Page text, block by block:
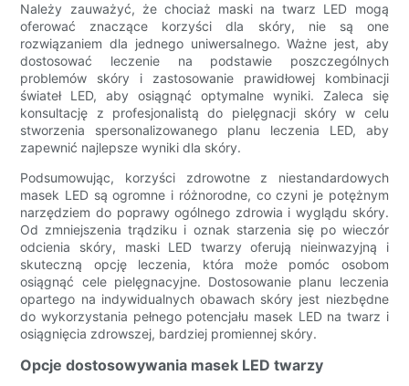
Należy zauważyć, że chociaż maski na twarz LED mogą
oferować znaczące korzyści dla skóry, nie są one
rozwiązaniem dla jednego uniwersalnego. Ważne jest, aby
dostosować leczenie na podstawie poszczególnych
problemów skóry i zastosowanie prawidłowej kombinacji
świateł LED, aby osiągnąć optymalne wyniki. Zaleca się
konsultację z profesjonalistą do pielęgnacji skóry w celu
stworzenia spersonalizowanego planu leczenia LED, aby
zapewnić najlepsze wyniki dla skóry.
Podsumowując, korzyści zdrowotne z niestandardowych
masek LED są ogromne i różnorodne, co czyni je potężnym
narzędziem do poprawy ogólnego zdrowia i wyglądu skóry.
Od zmniejszenia trądziku i oznak starzenia się po wieczór
odcienia skóry, maski LED twarzy oferują nieinwazyjną i
skuteczną opcję leczenia, która może pomóc osobom
osiągnąć cele pielęgnacyjne. Dostosowanie planu leczenia
opartego na indywidualnych obawach skóry jest niezbędne
do wykorzystania pełnego potencjału masek LED na twarz i
osiągnięcia zdrowszej, bardziej promiennej skóry.
Opcje dostosowywania masek LED twarzy